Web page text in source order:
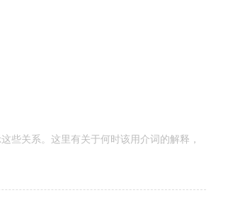
些关系。这里有关于何时该用介词的解释，